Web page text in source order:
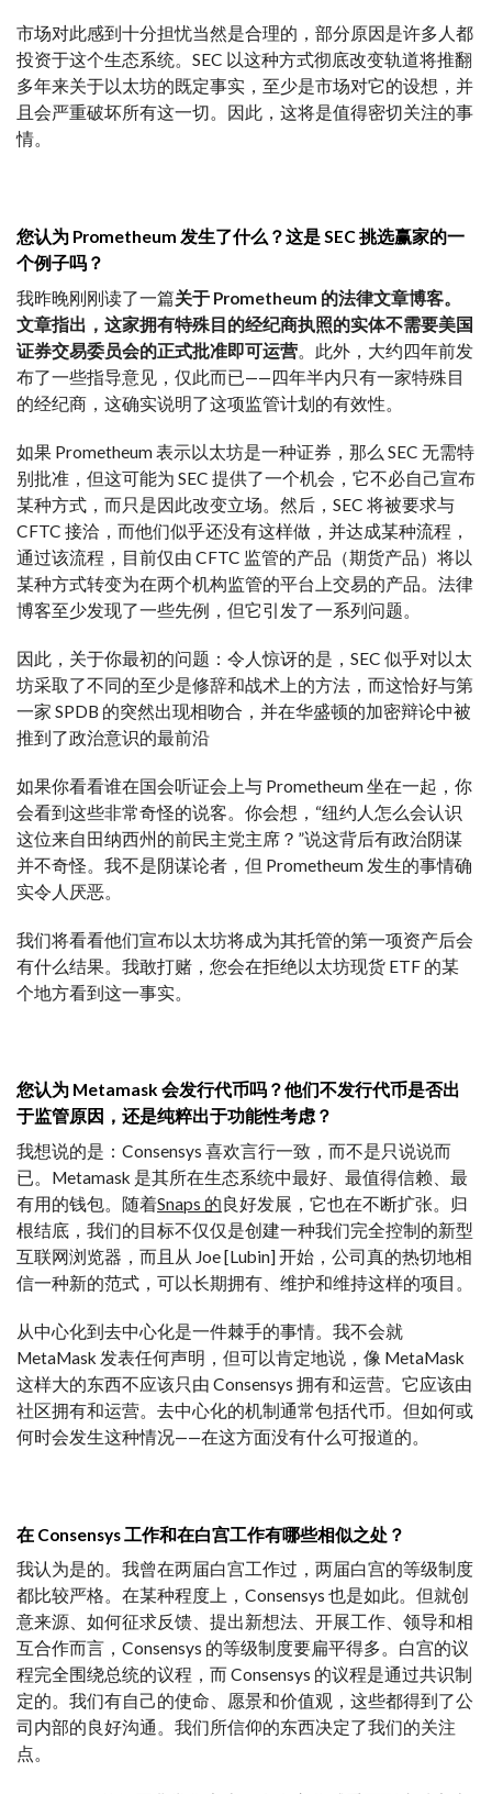
市场对此感到十分担忧当然是合理的，部分原因是许多人都
投资于这个生态系统。SEC 以这种方式彻底改变轨道将推翻
多年来关于以太坊的既定事实，至少是市场对它的设想，并
且会严重破坏所有这一切。因此，这将是值得密切关注的事
情。
您认为 Prometheum 发生了什么？这是 SEC 挑选赢家的一
个例子吗？
我昨晚刚刚读了一篇关于 Prometheum 的法律文章博客。
文章指出，这家拥有特殊目的经纪商执照的实体不需要美国
证券交易委员会的正式批准即可运营 。此外，大约四年前发
布了一些指导意见，仅此而已——四年半内只有一家特殊目
的经纪商，这确实说明了这项监管计划的有效性。
如果 Prometheum 表示以太坊是一种证券，那么 SEC 无需特
别批准，但这可能为 SEC 提供了一个机会，它不必自己宣布
某种方式，而只是因此改变立场。然后，SEC 将被要求与
CFTC 接洽，而他们似乎还没有这样做，并达成某种流程，
通过该流程，目前仅由 CFTC 监管的产品（期货产品）将以
某种方式转变为在两个机构监管的平台上交易的产品。法律
博客至少发现了一些先例，但它引发了一系列问题。
因此，关于你最初的问题：令人惊讶的是，SEC 似乎对以太
坊采取了不同的至少是修辞和战术上的方法，而这恰好与第
一家 SPDB 的突然出现相吻合，并在华盛顿的加密辩论中被
推到了政治意识的最前沿
如果你看看谁在国会听证会上与 Pr​​ometheum 坐在一起，你
会看到这些非常奇怪的说客。你会想，“纽约人怎么会认识
这位来自田纳西州的前民主党主席？”说这背后有政治阴谋
并不奇怪。我不是阴谋论者，但 Prometheum 发生的事情确
实令人厌恶。
我们将看看他们宣布以太坊将成为其托管的第一项资产后会
有什么结果。我敢打赌，您会在拒绝以太坊现货 ETF 的某
个地方看到这一事实。
您认为 Metamask 会发行代币吗？他们不发行代币是否出
于监管原因，还是纯粹出于功能性考虑？
我想说的是：Consensys 喜欢言行一致，而不是只说说而
已。Metamask 是其所在生态系统中最好、最值得信赖、最
有用的钱包。随着Snaps 的良好发展，它也在不断扩张。归
根结底，我们的目标不仅仅是创建一种我们完全控制的新型
互联网浏览器，而且从 Joe [Lubin] 开始，公司真的热切地相
信一种新的范式，可以长期拥有、维护和维持这样的项目。
从中心化到去中心化是一件棘手的事情。我不会就
MetaMask 发表任何声明，但可以肯定地说，像 MetaMask
这样大的东西不应该只由 Consensys 拥有和运营。它应该由
社区拥有和运营。去中心化的机制通常包括代币。但如何或
何时会发生这种情况——在这方面没有什么可报道的。
在 Consensys 工作和在白宫工作有哪些相似之处？
我认为是的。我曾在两届白宫工作过，两届白宫的等级制度
都比较严格。在某种程度上，Consensys 也是如此。但就创
意来源、如何征求反馈、提出新想法、开展工作、领导和相
互合作而言，Consensys 的等级制度要扁平得多。白宫的议
程完全围绕总统的议程，而 Consensys 的议程是通过共识制
定的。我们有自己的使命、愿景和价值观，这些都得到了公
司内部的良好沟通。我们所信仰的东西决定了我们的关注
点。